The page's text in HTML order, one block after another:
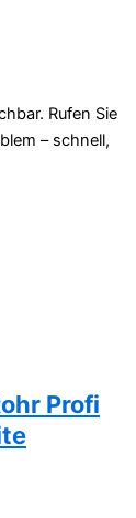
Rufen Sie
– schnell,
Profi